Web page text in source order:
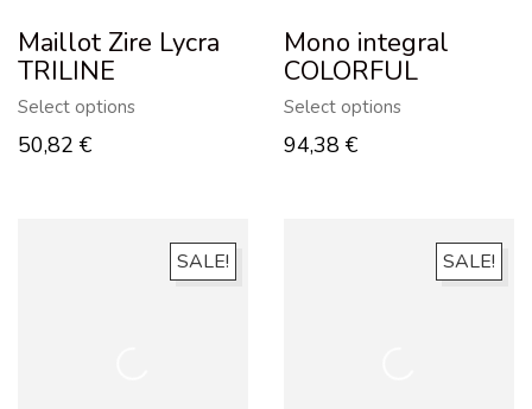
Maillot Zire Lycra
TRILINE
Select options
50,82 €
Mono integral
COLORFUL
Select options
94,38 €
SALE! SALE!